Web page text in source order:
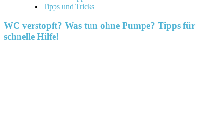
Tipps und Tricks
WC verstopft? Was tun ohne Pumpe? Tipps für
schnelle Hilfe!